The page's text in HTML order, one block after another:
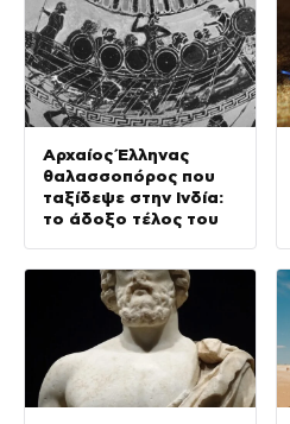
Αρχαίος Έλληνας
θαλασσοπόρος που
ταξίδεψε στην Ινδία:
το άδοξο τέλος του